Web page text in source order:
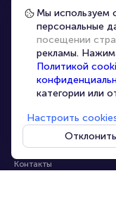
Частые вопросы
Перепродажа билетов
Организаторам
Корпоративным
VIP-билеты
Персональные данные
О компании
Контакты
Мы используем
персональные
посещении
рекламы.
Политикой
категории или
Настроить
Отклонить